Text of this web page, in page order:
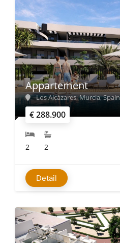
€ 288.900
Appartement
Los Alcázares, Murcia, Spain
2 2
Detail